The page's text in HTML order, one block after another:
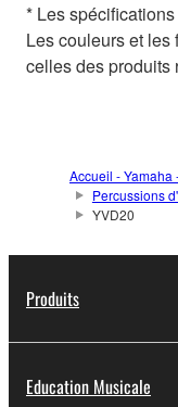
* Les
Les couleurs et
celles des produits
Accueil - Yamaha
Percussions
YVD20
Produits
Education Musicale